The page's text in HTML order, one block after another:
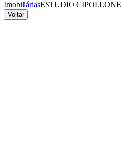
ImobiliáriasESTUDIO CIPOLLONE
Voltar